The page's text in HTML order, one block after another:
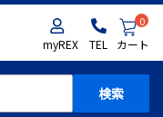
myREX TEL
0
カート